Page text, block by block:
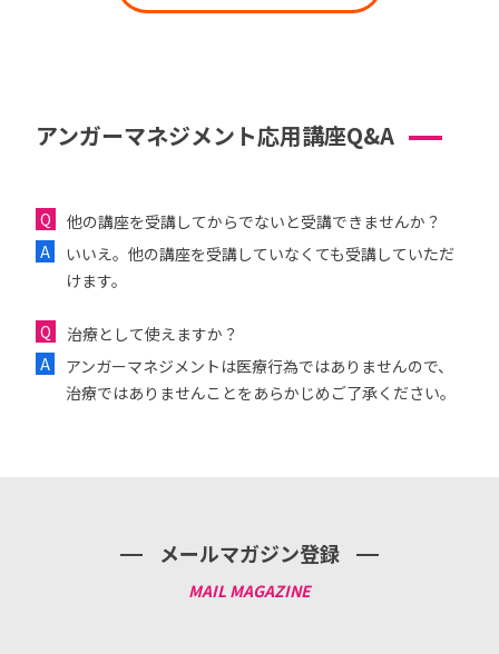
アンガーマネジメント応用講座Q&A
他の講座を受講してからでないと受講できませんか？
いいえ。他の講座を受講していなくても受講していただ
けます。
治療として使えますか？
アンガーマネジメントは医療行為ではありませんので、
治療ではありませんことをあらかじめご了承ください。
メールマガジン登録